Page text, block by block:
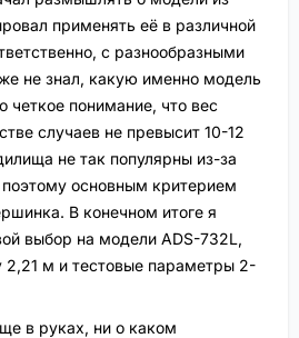
применять её в различной
с разнообразными
не знал, какую именно модель
четкое понимание, что вес
случаев не превысит 10-12
не так популярны из-за
основным критерием
В конечном итоге я
выбор на модели ADS-732L,
2,21 м и тестовые параметры 2-
в руках, ни о каком